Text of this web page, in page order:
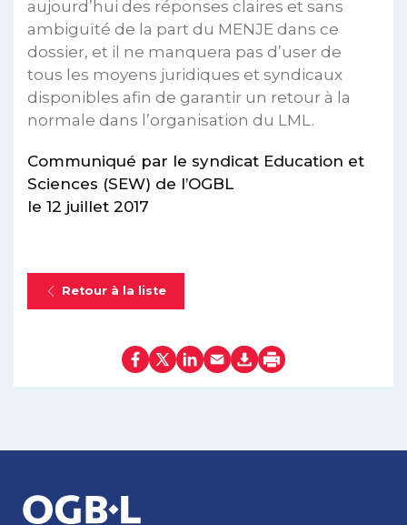
aujourd’hui des réponses claires et sans
ambiguïté de la part du MENJE dans ce
dossier, et il ne manquera pas d’user de
tous les moyens juridiques et syndicaux
disponibles afin de garantir un retour à la
normale dans l’organisation du LML.
Communiqué par le syndicat Education et
Sciences (SEW) de l’OGBL
le 12 juillet 2017
Retour à la liste